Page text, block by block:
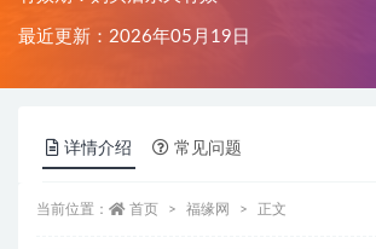
最近更新：2026年05月19日
详情介绍 常见问题
当前位置： 首页 福缘网 正文